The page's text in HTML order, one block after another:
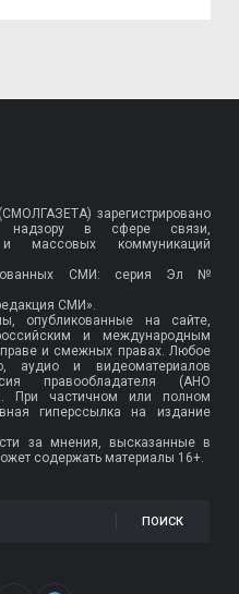
зарегистрировано
в сфере связи,
и массовых коммуникаций
СМИ: серия Эл №
СМИ».
опубликованные на сайте,
и международным
и смежных правах. Любое
аудио и видеоматериалов
правообладателя (АНО
При частичном или полном
гиперссылка на издание
за мнения, высказанные в
содержать материалы 16+.
ПОИСК